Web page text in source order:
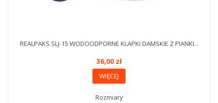
REALPAKS SLJ-15 WODOODPORNE KLAPKI DAMSKIE Z PIANKI...
36,00 zł
WIĘCEJ
Rozmiary